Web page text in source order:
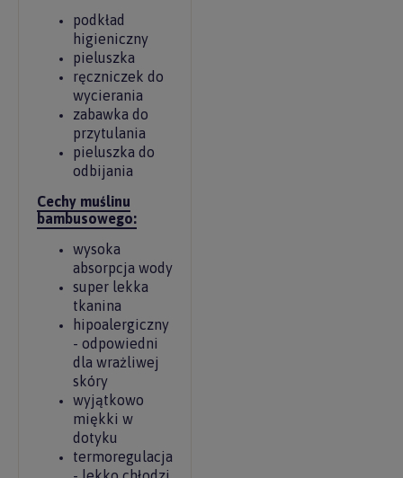
podkład
higieniczny
pieluszka
ręczniczek do
wycierania
zabawka do
przytulania
pieluszka do
odbijania
Cechy muślinu
bambusowego:
wysoka
absorpcja wody
super lekka
tkanina
hipoalergiczny
- odpowiedni
dla wrażliwej
skóry
wyjątkowo
miękki w
dotyku
termoregulacja